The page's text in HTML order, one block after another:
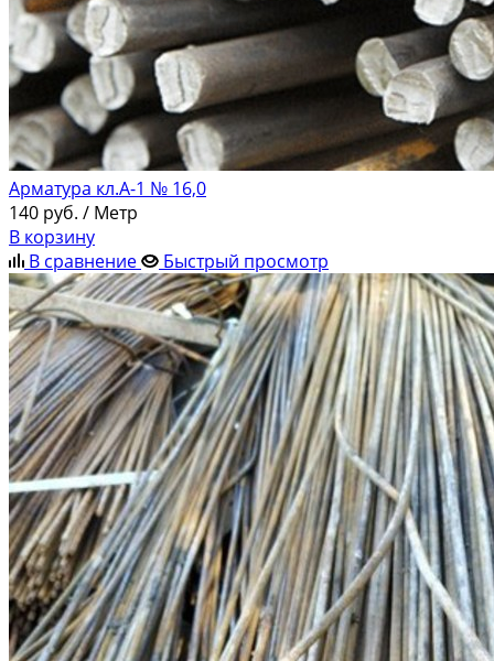
Арматура кл.А-1 № 16,0
140 руб. / Метр
В корзину
В сравнение
Быстрый просмотр